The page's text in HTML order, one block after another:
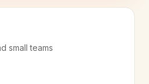
🇱🇦Lao
🔷Microsoft
small teams